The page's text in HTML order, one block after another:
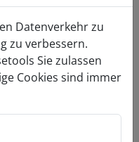
Weiter
Datenverkehr zu
zu verbessern.
Sie zulassen
Cookies sind immer